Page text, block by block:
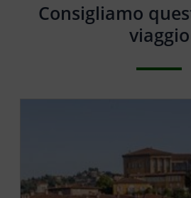
Consigliamo
viaggio